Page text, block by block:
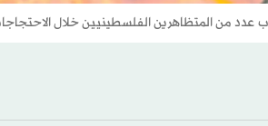
عدد من المتظاهرين الفلسطينيين خلال